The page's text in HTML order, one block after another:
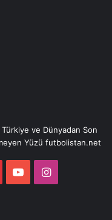
ve Dünyadan Son
Yüzü futbolistan.net
YouTubeInstagram